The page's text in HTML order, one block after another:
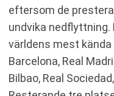
eftersom de
undvika
världens mest
Barcelona, Real
Bilbao, Real